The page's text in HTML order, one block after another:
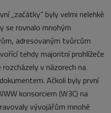
„začátky“ byly velmi nelehké
se rovnalo mnohým
adresovaným tvůrcům
tehdy majoritní prohlížeče
v názorech na
Ačkoli byly první
konsorciem (W3C) na
vývojářům mnohé